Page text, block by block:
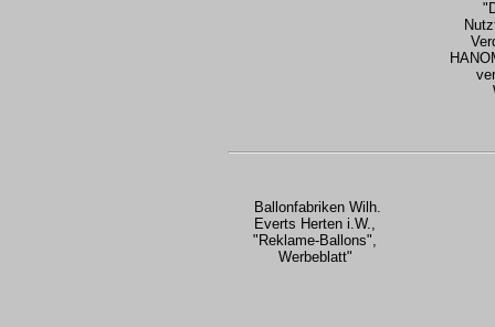
Ballonfabriken Wilh.
Everts Herten i.W.,
"Reklame-Ballons",
Werbeblatt"